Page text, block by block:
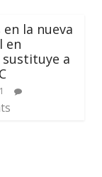
la nueva
en
sustituye a